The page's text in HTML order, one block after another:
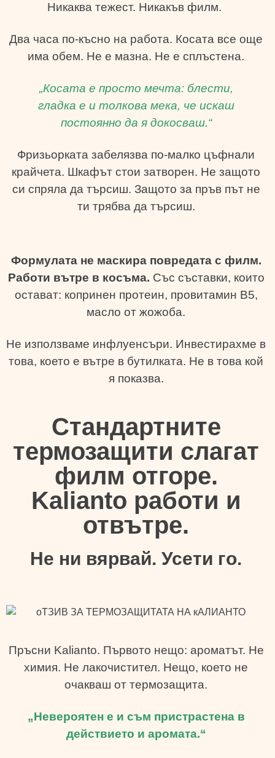
Никаква тежест. Никакъв филм.
Два часа по-късно на работа. Косата все още
има обем. Не е мазна. Не е сплъстена.
„Косата е просто мечта: блести,
гладка е и толкова мека, че искаш
постоянно да я докосваш.“
Фризьорката забелязва по-малко цъфнали
крайчета. Шкафът стои затворен. Не защото
си спряла да търсиш. Защото за пръв път не
ти трябва да търсиш.
Формулата не маскира повредата с филм.
Работи вътре в косъма. Със съставки, които
остават: копринен протеин, провитамин B5,
масло от жожоба.
Не използваме инфлуенсъри. Инвестирахме в
това, което е вътре в бутилката. Не в това кой
я показва.
Стандартните
термозащити слагат
филм отгоре.
Kalianto работи и
отвътре.
Не ни вярвай. Усети го.
Пръсни Kalianto. Първото нещо: ароматът. Не
химия. Не лакочистител. Нещо, което не
очакваш от термозащита.
„Невероятен е и съм пристрастена в
действието и аромата.“